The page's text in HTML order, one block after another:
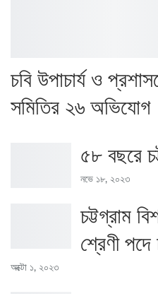
চবি উপাচার্য ও
সমিতির ২৬ অভিযোগ
৫৮ বছরে
নভে ১৮, ২০২৩
চট্টগ্রাম
শ্রেণী পদে
অক্টো ১, ২০২৩